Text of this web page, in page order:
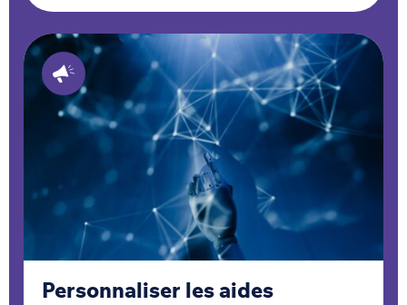
Personnaliser les aides